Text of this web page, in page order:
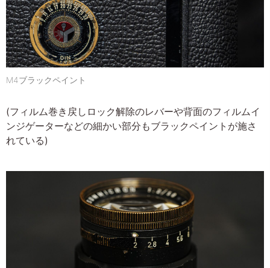
M4ブラックペイント
(フィルム巻き戻しロック解除のレバーや背面のフィルムイ
ンジゲーターなどの細かい部分もブラックペイントが施さ
れている)